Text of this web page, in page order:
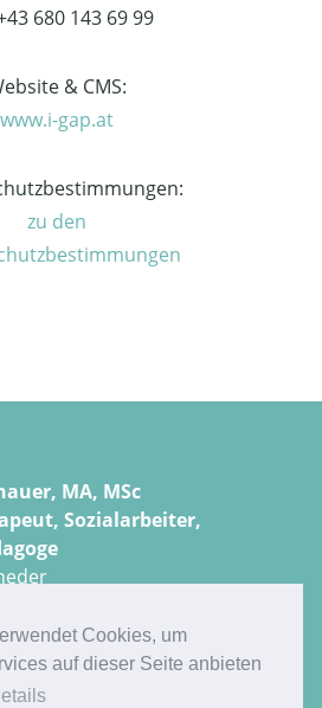
Cookies, um
auf dieser Seite anbieten
680 143 69 99
& CMS:
www.i-gap.at
zu den
MA, MSc
Sozialarbeiter,
a/d Ybbs
69 99